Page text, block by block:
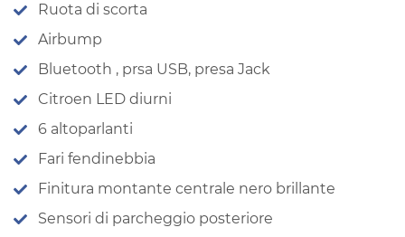
Ruota di scorta
Airbump
Bluetooth , prsa USB, presa Jack
Citroen LED diurni
6 altoparlanti
Fari fendinebbia
Finitura montante centrale nero brillante
Sensori di parcheggio posteriore